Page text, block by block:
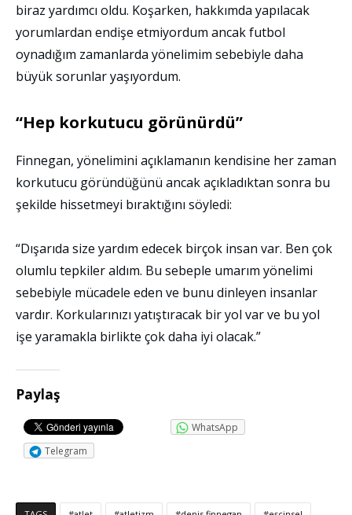
biraz yardımcı oldu. Koşarken, hakkımda yapılacak
yorumlardan endişe etmiyordum ancak futbol
oynadığım zamanlarda yönelimim sebebiyle daha
büyük sorunlar yaşıyordum.
“Hep korkutucu görünürdü”
Finnegan, yönelimini açıklamanın kendisine her zaman
korkutucu göründüğünü ancak açıkladıktan sonra bu
şekilde hissetmeyi bıraktığını söyledi:
“Dışarıda size yardım edecek birçok insan var. Ben çok
olumlu tepkiler aldım. Bu sebeple umarım yönelimi
sebebiyle mücadele eden ve bunu dinleyen insanlar
vardır. Korkularınızı yatıştıracak bir yol var ve bu yol
işe yaramakla birlikte çok daha iyi olacak.”
Paylaş
WhatsApp
Telegram